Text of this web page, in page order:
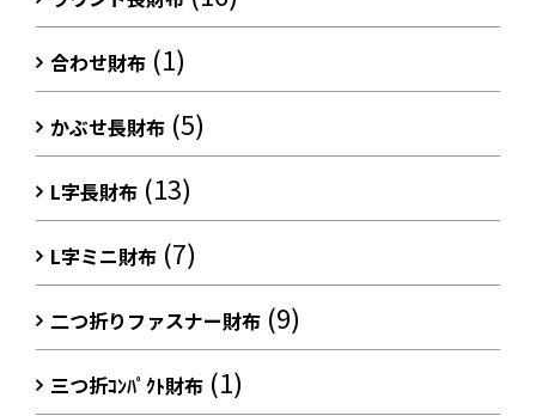
合わせ財布 (1)
かぶせ長財布 (5)
L字長財布 (13)
L字ミニ財布 (7)
二つ折りファスナー財布 (9)
三つ折ｺﾝﾊﾟｸﾄ財布 (1)